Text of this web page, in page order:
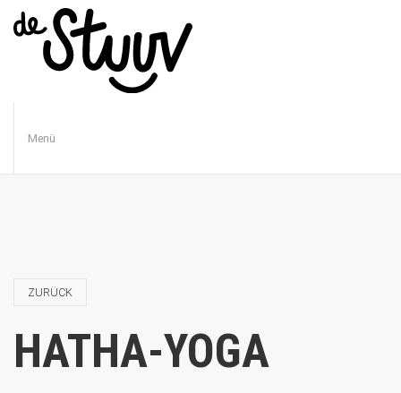
Menü
ZURÜCK
HATHA-YOGA